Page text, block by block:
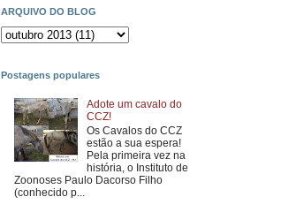
ARQUIVO DO BLOG
Postagens populares
Adote um cavalo do
CCZ!
Os Cavalos do CCZ
estão a sua espera!
Pela primeira vez na
história, o Instituto de
Zoonoses Paulo Dacorso Filho
(conhecido p...